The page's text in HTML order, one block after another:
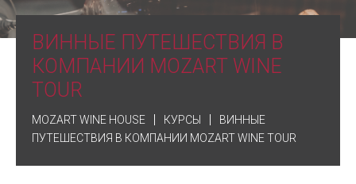
ВИННЫЕ ПУТЕШЕСТВИЯ В
КОМПАНИИ MOZART WINE
TOUR
MOZART WINE HOUSE КУРСЫ
ВИННЫЕ
ПУТЕШЕСТВИЯ В КОМПАНИИ MOZART WINE TOUR